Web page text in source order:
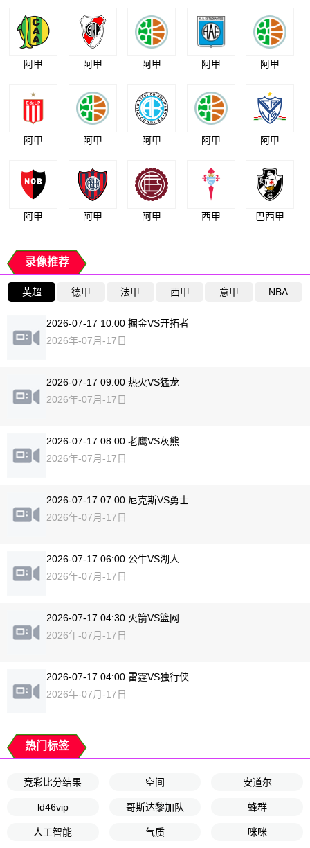
阿甲 阿甲 阿甲 阿甲 阿甲
阿甲 阿甲 阿甲 阿甲 阿甲
阿甲 阿甲 阿甲 西甲 巴西甲
录像推荐
英超 德甲 法甲 西甲 意甲 NBA
2026-07-17 10:00 掘金VS开拓者
2026年-07月-17日
2026-07-17 09:00 热火VS猛龙
2026年-07月-17日
2026-07-17 08:00 老鹰VS灰熊
2026年-07月-17日
2026-07-17 07:00 尼克斯VS勇士
2026年-07月-17日
2026-07-17 06:00 公牛VS湖人
2026年-07月-17日
2026-07-17 04:30 火箭VS篮网
2026年-07月-17日
2026-07-17 04:00 雷霆VS独行侠
2026年-07月-17日
热门标签
竞彩比分结果 空间 安道尔
ld46vip 哥斯达黎加队 蜂群
人工智能 气质 咪咪